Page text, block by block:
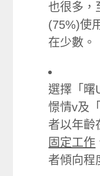
也很多，
(75%)使
在少數。
選擇「曙
憬情v及
者以年齡
固定工作
者傾向程